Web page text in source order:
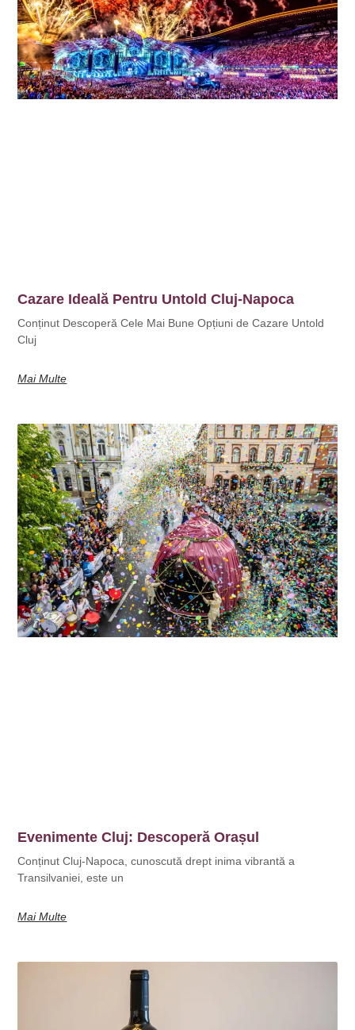
Cazare Ideală Pentru Untold Cluj-Napoca
Conținut Descoperă Cele Mai Bune Opțiuni de Cazare Untold
Cluj
Mai Multe
Evenimente Cluj: Descoperă Orașul
Conținut Cluj-Napoca, cunoscută drept inima vibrantă a
Transilvaniei, este un
Mai Multe